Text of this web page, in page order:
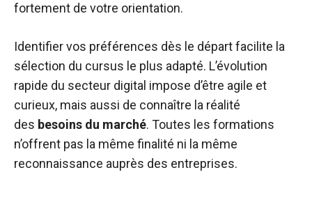
fortement de votre orientation.
Identifier vos préférences dès le départ facilite la
sélection du cursus le plus adapté. L’évolution
rapide du secteur digital impose d’être agile et
curieux, mais aussi de connaître la réalité
des besoins du marché. Toutes les formations
n’offrent pas la même finalité ni la même
reconnaissance auprès des entreprises.